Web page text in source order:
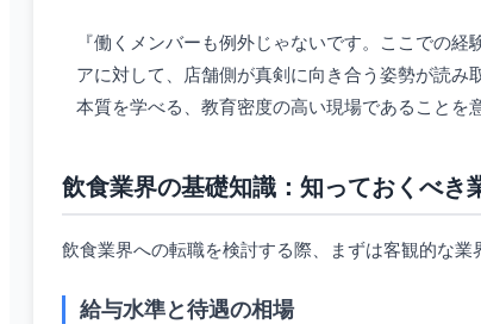
『働くメンバーも例外じゃないです。ここでの
アに対して、店舗側が真剣に向き合う姿勢が読
本質を学べる、教育密度の高い現場であることを
飲食業界の基礎知識：知っておくべき
飲食業界への転職を検討する際、まずは客観的な
給与水準と待遇の相場